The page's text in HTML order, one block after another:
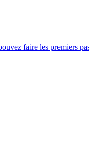
faire les premiers